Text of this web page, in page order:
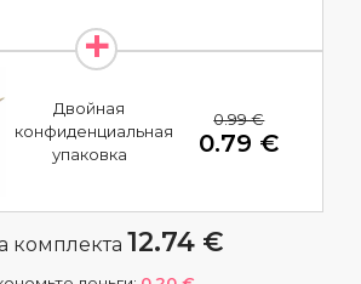
Двойная
конфиденциальная
упаковка
0.99 €
0.79 €
комплекта 12.74 €